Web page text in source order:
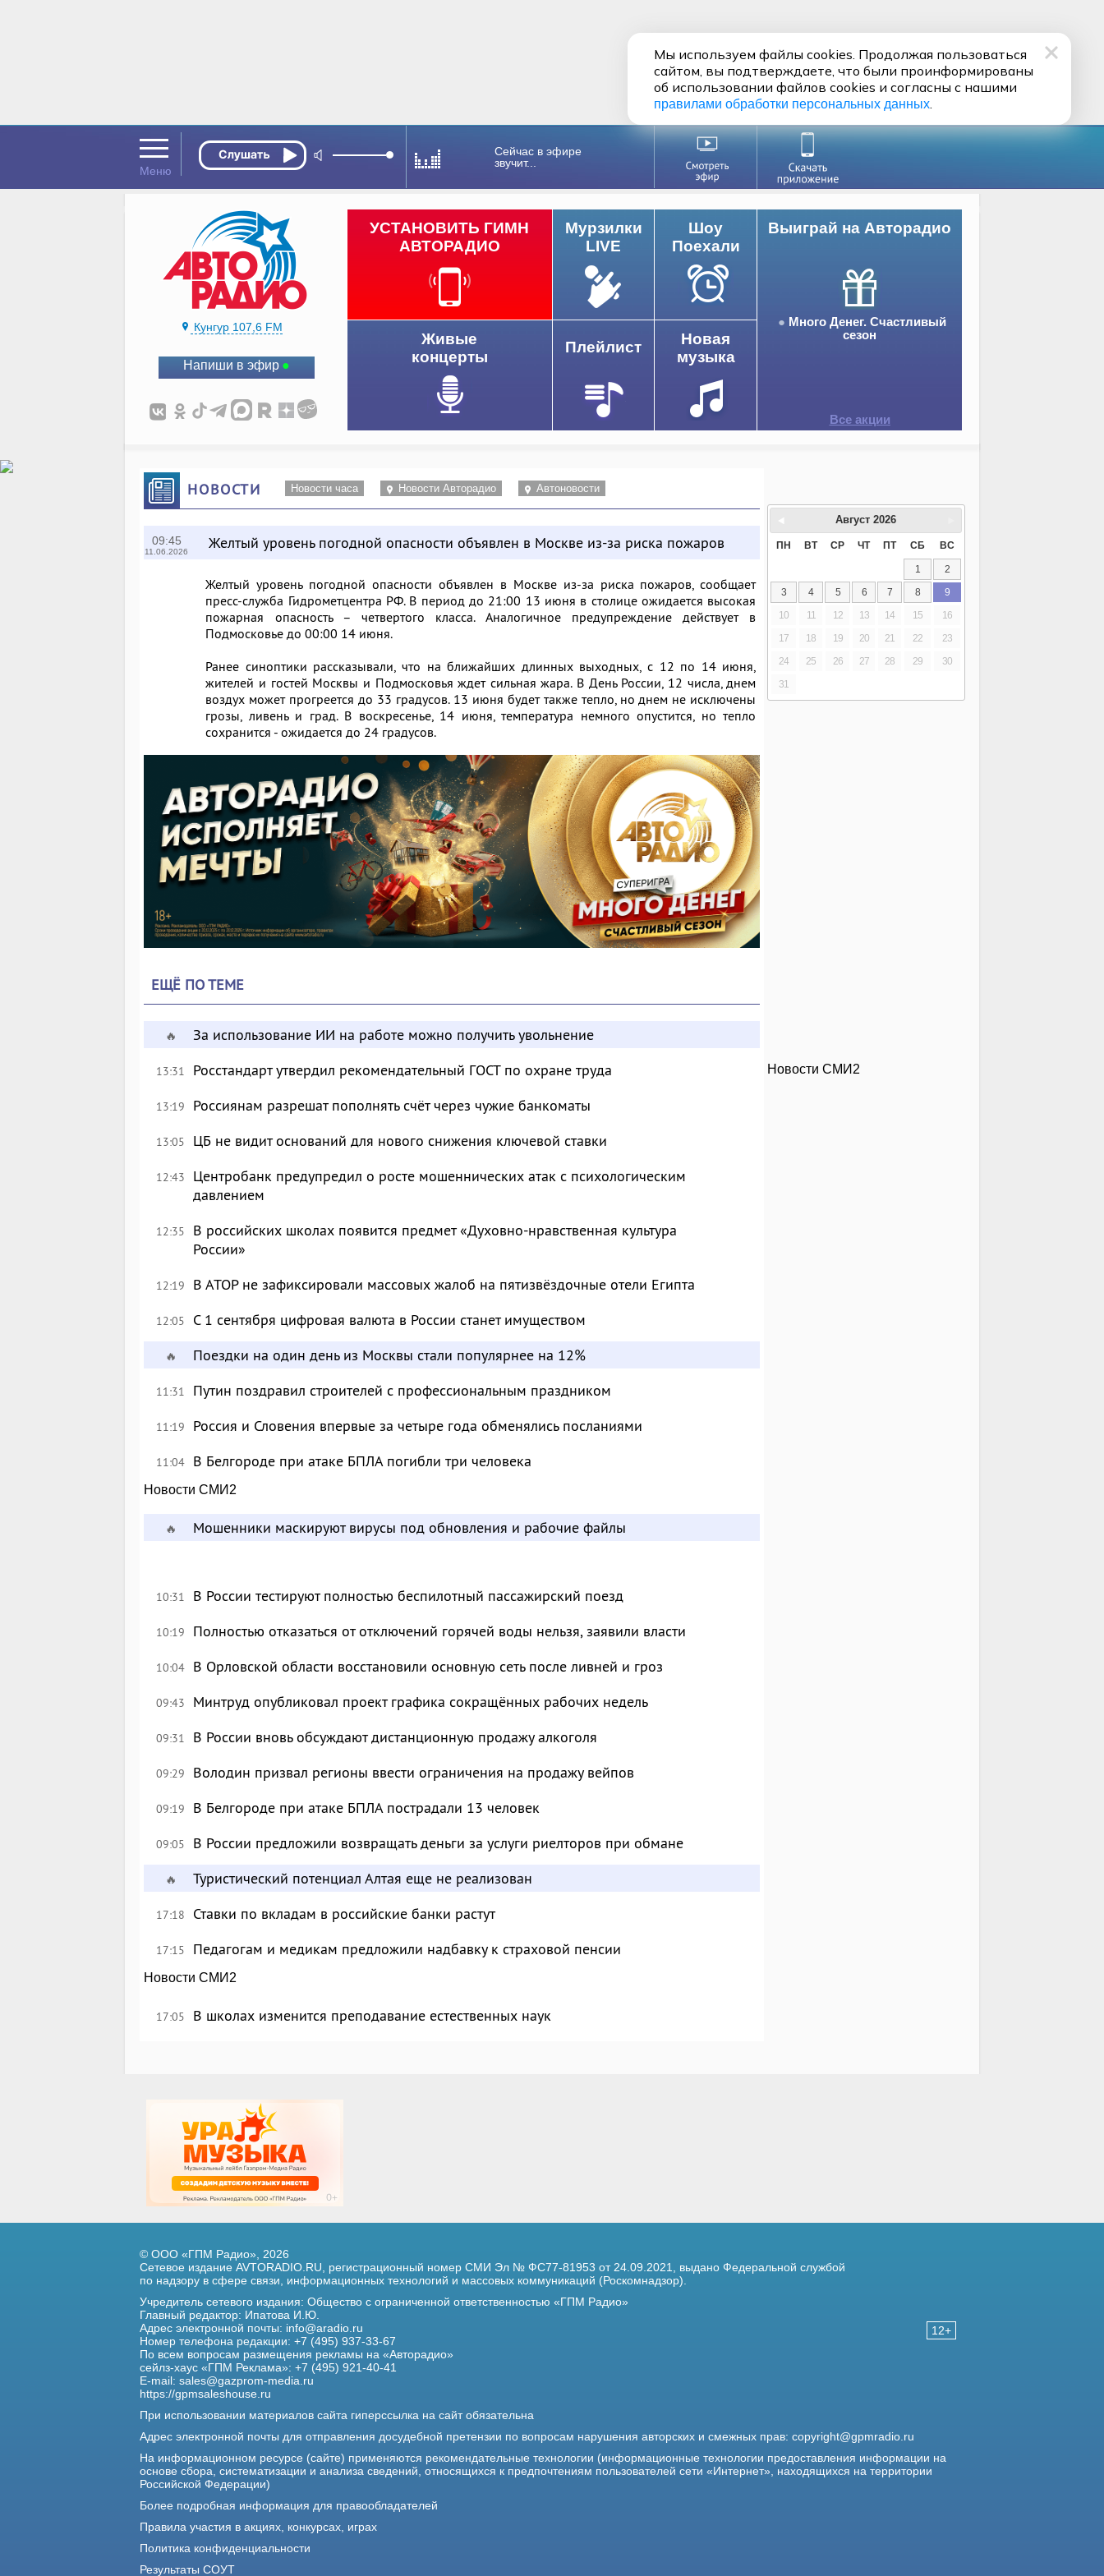
Сейчас в эфире
звучит...
Кунгур 107,6 FM
Напиши в эфир
Выиграй на Авторадио
Много Денег. Счастливый
сезон
Все акции
УСТАНОВИТЬ ГИМН
АВТОРАДИО
Мурзилки
LIVE
Шоу
Поехали
Живые
концерты
Плейлист
Новая
музыка
НОВОСТИ Новости часа Новости Авторадио Автоновости
09:45
11.06.2026 Желтый уровень погодной опасности объявлен в Москве из-за риска пожаров
Желтый уровень погодной опасности объявлен в Москве из-за риска пожаров, сообщает
пресс-служба Гидрометцентра РФ. В период до 21:00 13 июня в столице ожидается высокая
пожарная опасность – четвертого класса. Аналогичное предупреждение действует в
Подмосковье до 00:00 14 июня.
Ранее синоптики рассказывали, что на ближайших длинных выходных, с 12 по 14 июня,
жителей и гостей Москвы и Подмосковья ждет сильная жара. В День России, 12 числа, днем
воздух может прогреется до 33 градусов. 13 июня будет также тепло, но днем не исключены
грозы, ливень и град. В воскресенье, 14 июня, температура немного опустится, но тепло
сохранится - ожидается до 24 градусов.
ЕЩЁ ПО ТЕМЕ
🔥 За использование ИИ на работе можно получить увольнение
13:31 Росстандарт утвердил рекомендательный ГОСТ по охране труда
13:19 Россиянам разрешат пополнять счёт через чужие банкоматы
13:05 ЦБ не видит оснований для нового снижения ключевой ставки
12:43
Центробанк предупредил о росте мошеннических атак с психологическим
давлением
12:35
В российских школах появится предмет «Духовно-нравственная культура
России»
12:19 В АТОР не зафиксировали массовых жалоб на пятизвёздочные отели Египта
12:05 С 1 сентября цифровая валюта в России станет имуществом
🔥 Поездки на один день из Москвы стали популярнее на 12%
11:31 Путин поздравил строителей с профессиональным праздником
11:19 Россия и Словения впервые за четыре года обменялись посланиями
11:04 В Белгороде при атаке БПЛА погибли три человека
Новости СМИ2
🔥 Мошенники маскируют вирусы под обновления и рабочие файлы
10:31 В России тестируют полностью беспилотный пассажирский поезд
10:19 Полностью отказаться от отключений горячей воды нельзя, заявили власти
10:04 В Орловской области восстановили основную сеть после ливней и гроз
09:43 Минтруд опубликовал проект графика сокращённых рабочих недель
09:31 В России вновь обсуждают дистанционную продажу алкоголя
09:29 Володин призвал регионы ввести ограничения на продажу вейпов
09:19 В Белгороде при атаке БПЛА пострадали 13 человек
09:05 В России предложили возвращать деньги за услуги риелторов при обмане
🔥 Туристический потенциал Алтая еще не реализован
17:18 Ставки по вкладам в российские банки растут
17:15 Педагогам и медикам предложили надбавку к страховой пенсии
Новости СМИ2
17:05 В школах изменится преподавание естественных наук
Август 2026
ПН ВТ СР ЧТ ПТ СБ ВС
1
2
3
4 5 6 7 8
9
10
11 12 13 14 15
16
17
18 19 20 21 22
23
24
25 26 27 28 29
30
31
Новости СМИ2
12+
© ООО «ГПМ Радио», 2026
Сетевое издание AVTORADIO.RU, регистрационный номер СМИ Эл № ФС77-81953 от 24.09.2021, выдано Федеральной службой
по надзору в сфере связи, информационных технологий и массовых коммуникаций (Роскомнадзор).
Учредитель сетевого издания: Общество с ограниченной ответственностью «ГПМ Радио»
Главный редактор: Ипатова И.Ю.
Адрес электронной почты: info@aradio.ru
Номер телефона редакции: +7 (495) 937-33-67
По всем вопросам размещения рекламы на «Авторадио»
сейлз-хаус «ГПМ Реклама»: +7 (495) 921-40-41
E-mail: sales@gazprom-media.ru
https://gpmsaleshouse.ru
При использовании материалов сайта гиперссылка на сайт обязательна
Адрес электронной почты для отправления досудебной претензии по вопросам нарушения авторских и смежных прав: copyright@gpmradio.ru
На информационном ресурсе (сайте) применяются рекомендательные технологии (информационные технологии предоставления информации на
основе сбора, систематизации и анализа сведений, относящихся к предпочтениям пользователей сети «Интернет», находящихся на территории
Российской Федерации)
Более подробная информация для правообладателей
Правила участия в акциях, конкурсах, играх
Политика конфиденциальности
Результаты СОУТ
Мы используем файлы cookies. Продолжая пользоваться
сайтом, вы подтверждаете, что были проинформированы
об использовании файлов cookies и согласны с нашими
правилами обработки персональных данных.